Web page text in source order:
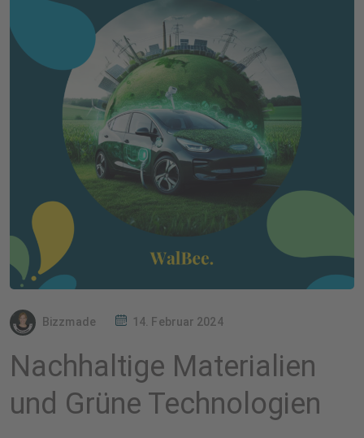
Bizzmade 14. Februar 2024
Nachhaltige Materialien
und Grüne Technologien